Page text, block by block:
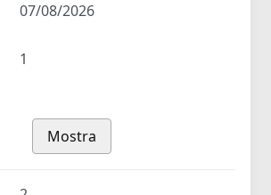
07/08/2026
1
Mostra